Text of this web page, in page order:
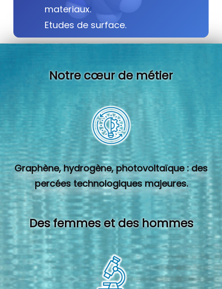
materiaux.
Etudes de surface.
Notre cœur de métier
Graphène, hydrogène, photovoltaïque : des
percées technologiques majeures.
Des femmes et des hommes